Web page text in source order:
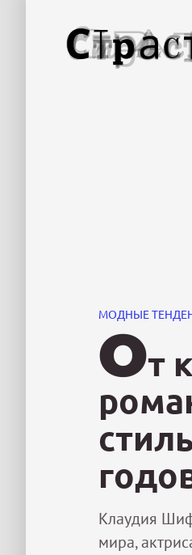
МОДНЫЕ
От
Клаудия
мира,